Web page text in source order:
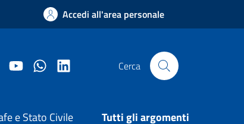
Accedi all'area personale
Facebook Comune di Arezzo
Youtube Comune di Arezzo
Twitter Comune di Arezzo
LinkedIn Comune di Arezzo
Cerca
e Stato Civile Tutti gli argomenti